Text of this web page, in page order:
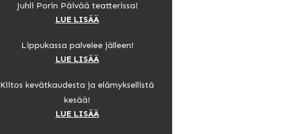
Juhli Porin Päivää teatterissa!
LUE LISÄÄ
Lippukassa palvelee jälleen!
LUE LISÄÄ
Kiitos kevätkaudesta ja elämyksellistä
kesää!
LUE LISÄÄ